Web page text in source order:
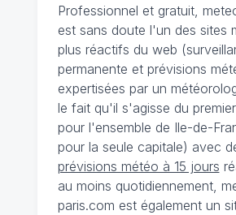
Professionnel et gratuit,
est sans doute l'un des sites
plus réactifs du web
permanente et prévisions
expertisées par un
le fait qu'il s'agisse du
pour l'ensemble de Ile-de-
pour la seule capitale) avec
prévisions météo à 15 jours
au moins quotidiennement,
paris.com est également un